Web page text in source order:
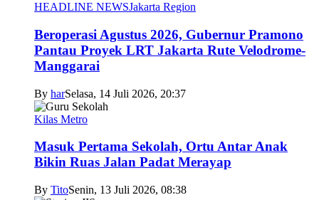
HEADLINE NEWSJakarta Region
Beroperasi Agustus 2026, Gubernur Pramono
Pantau Proyek LRT Jakarta Rute Velodrome-
Manggarai
By harSelasa, 14 Juli 2026, 20:37
Kilas Metro
Masuk Pertama Sekolah, Ortu Antar Anak
Bikin Ruas Jalan Padat Merayap
By TitoSenin, 13 Juli 2026, 08:38